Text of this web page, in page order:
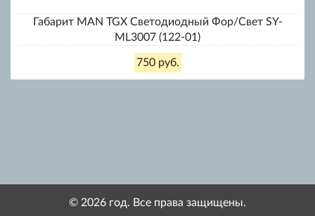
Габарит MAN TGX Светодиодный Фор/Свет SY-
ML3007 (122-01)
750 руб.
© 2026 год. Все права защищены.